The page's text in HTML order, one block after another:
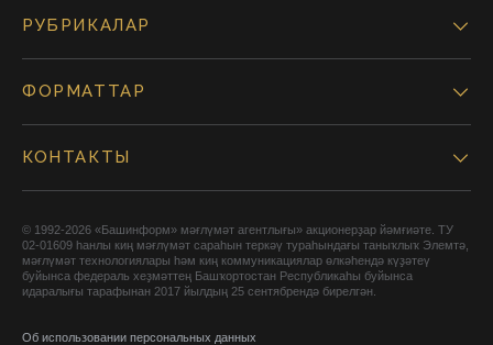
РУБРИКАЛАР
ФОРМАТТАР
КОНТАКТЫ
© 1992-2026 «Башинформ» мәғлүмәт агентлығы» акционерҙар йәмғиәте. ТУ
02-01609 һанлы киң мәғлүмәт сараһын теркәү тураһындағы таныҡлыҡ Элемтә,
мәғлүмәт технологиялары һәм киң коммуникациялар өлкәһендә күҙәтеү
буйынса федераль хеҙмәттең Башҡортостан Республикаһы буйынса
идаралығы тарафынан 2017 йылдың 25 сентябрендә бирелгән.
Об использовании персональных данных